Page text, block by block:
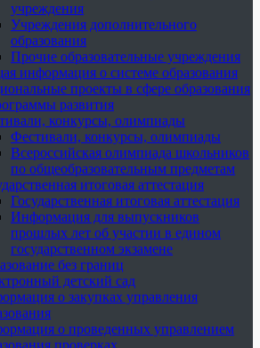
учреждения
Учреждения дополнительного
образования
Прочие образовательные учреждения
информация о системе образования
проекты в сфере образования
развития
конкурсы, олимпиады
Фестивали, конкурсы, олимпиады
Всероссийская олимпиада школьников
по общеобразовательным предметам
итоговая аттестация
Государственная итоговая аттестация
Информация для выпускников
прошлых лет об участии в едином
государственном экзамене
без границ
детский сад
о закупках управления
о проведенных управлением
проверках